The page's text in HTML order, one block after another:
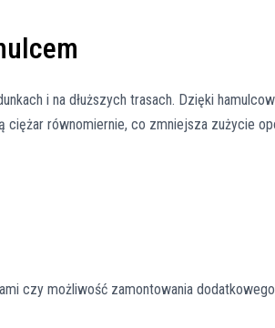
i na dłuższych trasach. Dzięki
ciężar równomiernie, co zmniejsza zużycie
czy możliwość zamontowania dodatkowego